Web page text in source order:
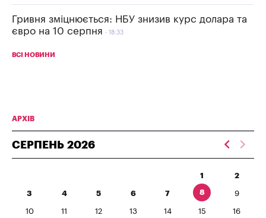
Гривня зміцнюється: НБУ знизив курс долара та
євро на 10 серпня
18:33
ВСІ НОВИНИ
АРХІВ
СЕРПЕНЬ 2026
1 2
3 4 5 6 7 8 9
10 11 12 13 14 15 16